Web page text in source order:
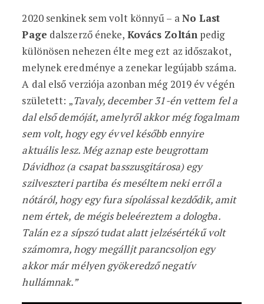
2020 senkinek sem volt könnyű – aNo Last
Page dalszerző éneke, Kovács Zoltánpedig
különösen nehezen élte meg ezt az időszakot,
melynek eredménye a zenekar legújabb száma.
A dal első verziója azonban még 2019 év végén
született: „Tavaly, december 31-én vettem fel a
dal első demóját, amelyről akkor még fogalmam
sem volt, hogy egy évvel később ennyire
aktuális lesz. Még aznap este beugrottam
Dávidhoz (a csapat basszusgitárosa) egy
szilveszteri partiba és meséltem neki erről a
nótáról, hogy egy fura sípolással kezdődik, amit
nem értek, de mégis beleéreztem a dologba.
Talán ez a sípszó tudat alatt jelzésértékű volt
számomra, hogy megálljt parancsoljon egy
akkor már mélyen gyökeredző negatív
hullámnak.”